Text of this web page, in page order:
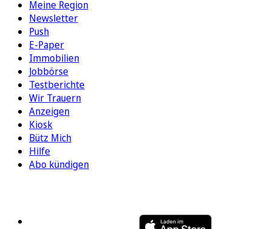
Meine Region
Newsletter
Push
E-Paper
Immobilien
Jobbörse
Testberichte
Wir Trauern
Anzeigen
Kiosk
Bütz Mich
Hilfe
Abo kündigen